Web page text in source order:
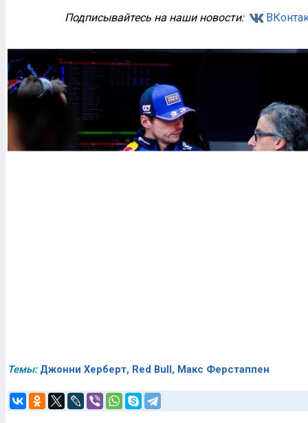
Подписывайтесь на наши новости:
Темы: Джонни Херберт, Red Bull, Макс Ферстаппен